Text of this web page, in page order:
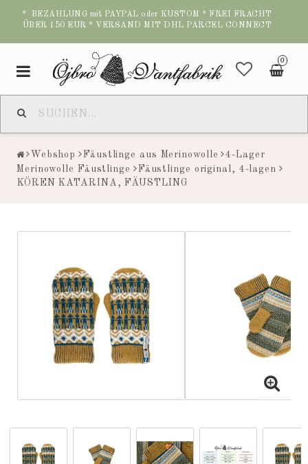
* BEZAHLUNG mit PAYPAL oder KUSTOM * FREI FRACHT
ÜBER 150 EUR * VERSAND MIT DHL PARCEL CONNECT
0
Toggle
navigation
Webshop Fäustlinge aus Merinowolle
4-Lager
Merinowolle Fäustlinge
Fäustlinge original, 4-lagen
KÖREN KATARINA, FÄUSTLING